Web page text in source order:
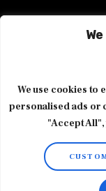
We use cookies to
personalised ads or
"Accept
Magazine
byAgence de